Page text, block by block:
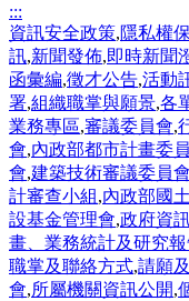
:::
資訊安全政策,隱私權
訊,新聞發佈,即時新聞
函彙編,徵才公告,活動
署,組織職掌與願景,各
業務專區,審議委員會,
會,內政部都市計畫委
會,建築技術審議委員會
計審查小組,內政部國
設基金管理會,政府資
畫、業務統計及研究
職掌及聯絡方式,請願
會,所屬機關資訊公開,